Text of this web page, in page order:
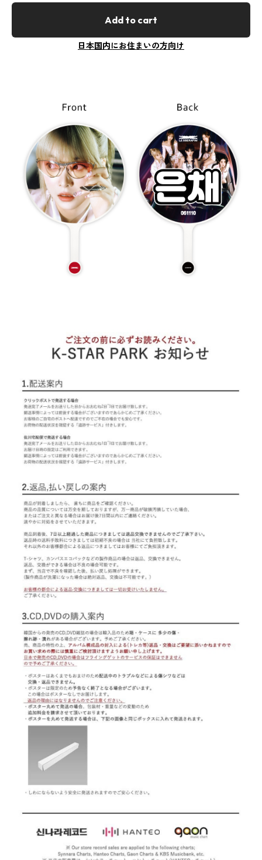
Add to cart
日本国内にお住まいの方向け